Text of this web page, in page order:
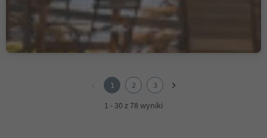
Redagno/Radein, Aldein/Aldino
1 2
3
1 - 30 z 78 wyniki